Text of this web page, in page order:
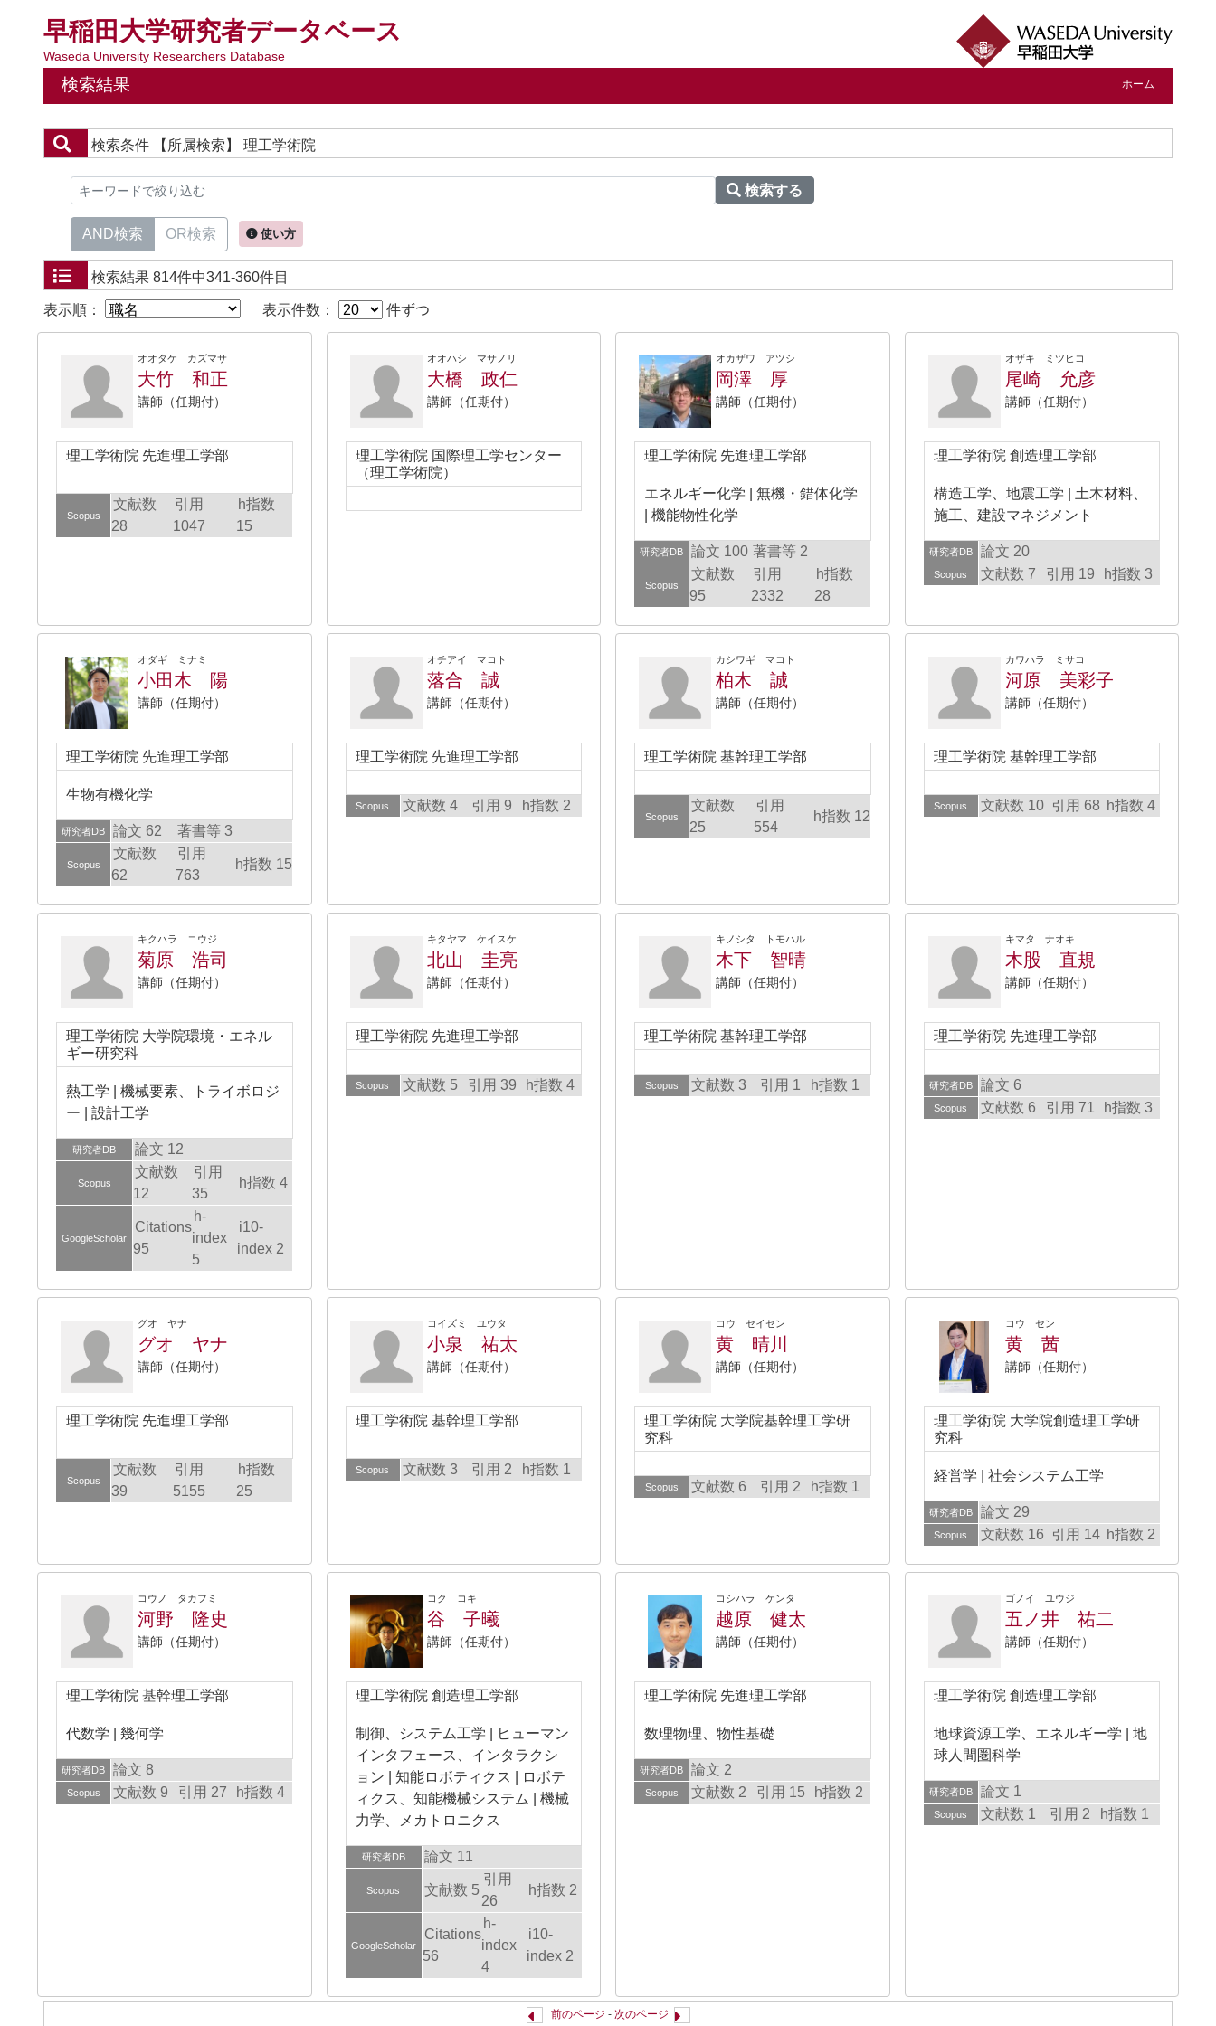
早稲田大学研究者データベース
Waseda University Researchers Database
検索結果 ホーム
検索条件 【所属検索】 理工学術院
検索する
AND検索 OR検索 使い方
検索結果 814件中341-360件目
表示順： 表示件数： 件ずつ
オオタケ カズマサ
大竹 和正
講師（任期付）
理工学術院 先進理工学部
Scopus
文献数
28
引用
1047
h指数
15
オオハシ マサノリ
大橋 政仁
講師（任期付）
理工学術院 国際理工学センター
（理工学術院）
オカザワ アツシ
岡澤 厚
講師（任期付）
理工学術院 先進理工学部
エネルギー化学 | 無機・錯体化学
| 機能物性化学
研究者DB 論文 100 著書等 2
Scopus
文献数
95
引用
2332
h指数
28
オザキ ミツヒコ
尾崎 允彦
講師（任期付）
理工学術院 創造理工学部
構造工学、地震工学 | 土木材料、
施工、建設マネジメント
研究者DB 論文 20
Scopus 文献数 7 引用 19 h指数 3
オダギ ミナミ
小田木 陽
講師（任期付）
理工学術院 先進理工学部
生物有機化学
研究者DB 論文 62 著書等 3
Scopus
文献数
62
引用
763
h指数 15
オチアイ マコト
落合 誠
講師（任期付）
理工学術院 先進理工学部
Scopus 文献数 4 引用 9 h指数 2
カシワギ マコト
柏木 誠
講師（任期付）
理工学術院 基幹理工学部
Scopus
文献数
25
引用
554
h指数 12
カワハラ ミサコ
河原 美彩子
講師（任期付）
理工学術院 基幹理工学部
Scopus 文献数 10 引用 68 h指数 4
キクハラ コウジ
菊原 浩司
講師（任期付）
理工学術院 大学院環境・エネル
ギー研究科
熱工学 | 機械要素、トライボロジ
ー | 設計工学
研究者DB 論文 12
Scopus
文献数
12
引用
35
h指数 4
GoogleScholar
Citations
95
h-
index
5
i10-
index 2
キタヤマ ケイスケ
北山 圭亮
講師（任期付）
理工学術院 先進理工学部
Scopus 文献数 5 引用 39 h指数 4
キノシタ トモハル
木下 智晴
講師（任期付）
理工学術院 基幹理工学部
Scopus 文献数 3 引用 1 h指数 1
キマタ ナオキ
木股 直規
講師（任期付）
理工学術院 先進理工学部
研究者DB 論文 6
Scopus 文献数 6 引用 71 h指数 3
グオ ヤナ
グオ ヤナ
講師（任期付）
理工学術院 先進理工学部
Scopus
文献数
39
引用
5155
h指数
25
コイズミ ユウタ
小泉 祐太
講師（任期付）
理工学術院 基幹理工学部
Scopus 文献数 3 引用 2 h指数 1
コウ セイセン
黄 晴川
講師（任期付）
理工学術院 大学院基幹理工学研
究科
Scopus 文献数 6 引用 2 h指数 1
コウ セン
黄 茜
講師（任期付）
理工学術院 大学院創造理工学研
究科
経営学 | 社会システム工学
研究者DB 論文 29
Scopus 文献数 16 引用 14 h指数 2
コウノ タカフミ
河野 隆史
講師（任期付）
理工学術院 基幹理工学部
代数学 | 幾何学
研究者DB 論文 8
Scopus 文献数 9 引用 27 h指数 4
コク コキ
谷 子曦
講師（任期付）
理工学術院 創造理工学部
制御、システム工学 | ヒューマン
インタフェース、インタラクシ
ョン | 知能ロボティクス | ロボテ
ィクス、知能機械システム | 機械
力学、メカトロニクス
研究者DB 論文 11
Scopus 文献数 5
引用
26
h指数 2
GoogleScholar
Citations
56
h-
index
4
i10-
index 2
コシハラ ケンタ
越原 健太
講師（任期付）
理工学術院 先進理工学部
数理物理、物性基礎
研究者DB 論文 2
Scopus 文献数 2 引用 15 h指数 2
ゴノイ ユウジ
五ノ井 祐二
講師（任期付）
理工学術院 創造理工学部
地球資源工学、エネルギー学 | 地
球人間圏科学
研究者DB 論文 1
Scopus 文献数 1 引用 2 h指数 1
前のページ - 次のページ